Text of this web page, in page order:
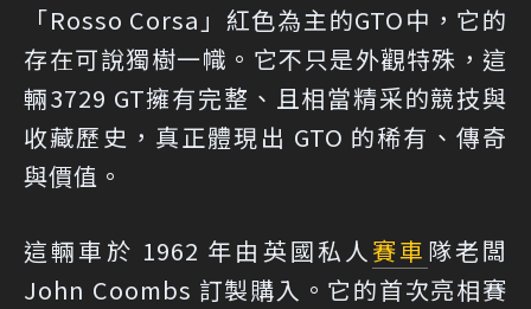
「Rosso Corsa」紅色為主的GTO中，它的
存在可說獨樹一幟。它不只是外觀特殊，這
輛3729 GT擁有完整、且相當精采的競技與
收藏歷史，真正體現出 GTO 的稀有、傳奇
與價值。
這輛車於 1962 年由英國私人賽車 隊老闆
John Coombs 訂製購入。它的首次亮相賽